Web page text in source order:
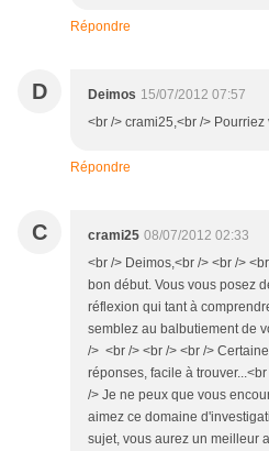
Répondre
D Deimos 15/07/2012 07:57
<br /> crami25,<br />
Répondre
C crami25 08/07/2012 02:33
<br /> Deimos,<br /> <br />
bon début. Vous vous posez
réflexion qui tant à
semblez au balbutiement de
/> <br /> <br /> <br />
réponses, facile à
/> Je ne peux que vous
aimez ce domaine
sujet, vous aurez un meilleur